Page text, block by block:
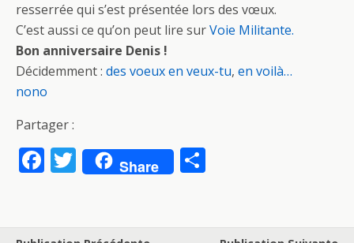
resserrée qui s’est présentée lors des vœux.
C’est aussi ce qu’on peut lire surVoie Militante.
Bon anniversaire Denis !
Décidemment : des voeux en veux-tu, en voilà…
nono
Partager :
F
b
T
w
er
Share
g